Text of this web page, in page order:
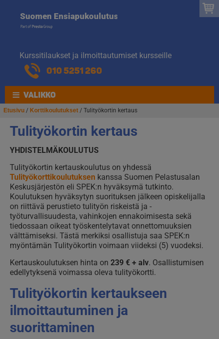
navigointiin
sisältöön
Suomen EnsiapukoulutusSuomen
Kurssitilaukset ja ilmoittautumiset kursseille
010 5251 260
VALIKKO
Etusivu / Korttikoulutukset / Tulityökortin kertaus
Tulityökortin kertaus
YHDISTELMÄKOULUTUS
Tulityökortin kertauskoulutus on yhdessä
Tulityökorttikoulutuksen kanssa Suomen Pelastusalan
Keskusjärjestön eli SPEK:n hyväksymä tutkinto.
Koulutuksen hyväksytyn suorituksen jälkeen opiskelijalla
on riittävä perustieto tulityön riskeistä ja -
työturvallisuudesta, vahinkojen ennakoimisesta sekä
tiedossaan oikeat työskentelytavat onnettomuuksien
välttämiseksi. Tästä merkiksi osallistuja saa SPEK:n
myöntämän Tulityökortin voimaan viideksi (5) vuodeksi.
Kertauskoulutuksen hinta on 239 € + alv. Osallistumisen
edellytyksenä voimassa oleva tulityökortti.
Tulityökortin kertaukseen
ilmoittautuminen ja
suorittaminen